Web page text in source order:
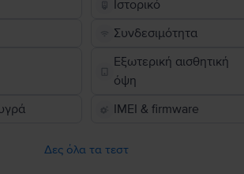
Ιστορικό
Συνδεσιμότητα
Εξωτερική αισθητική
όψη
IMEI & firmware
Δες όλα τα τεστ